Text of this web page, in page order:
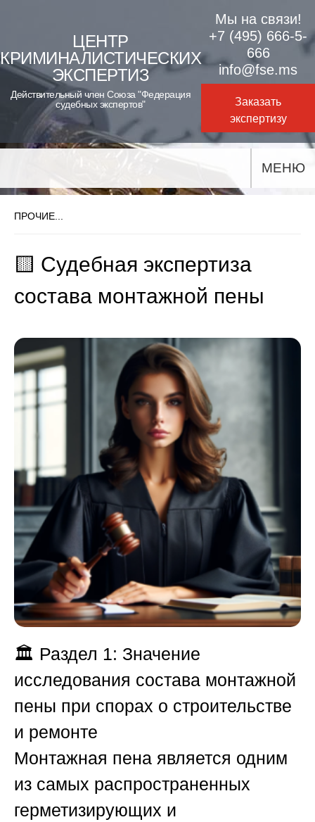
content
ЦЕНТР
КРИМИНАЛИСТИЧЕСКИХ
ЭКСПЕРТИЗ
Действительный член Союза "Федерация
судебных экспертов"
Мы на связи!
+7 (495) 666-5-
666
info@fse.ms
Заказать
экспертизу
МЕНЮ
ПРОЧИЕ...
🟨 Судебная экспертиза
состава монтажной пены
🏛️ Раздел 1: Значение
исследования состава монтажной
пены при спорах о строительстве
и ремонте
Монтажная пена является одним
из самых распространенных
герметизирующих и